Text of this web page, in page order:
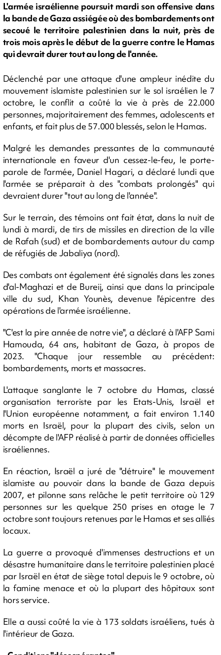
L'armée israélienne poursuit mardi son offensive dans
la bande de Gaza assiégée où des bombardements ont
secoué le territoire palestinien dans la nuit, près de
trois mois après le début de la guerre contre le Hamas
qui devrait durer tout au long de l'année.
Déclenché par une attaque d'une ampleur inédite du
mouvement islamiste palestinien sur le sol israélien le 7
octobre, le conflit a coûté la vie à près de 22.000
personnes, majoritairement des femmes, adolescents et
enfants, et fait plus de 57.000 blessés, selon le Hamas.
Malgré les demandes pressantes de la communauté
internationale en faveur d'un cessez-le-feu, le porte-
parole de l'armée, Daniel Hagari, a déclaré lundi que
l'armée se préparait à des "combats prolongés" qui
devraient durer "tout au long de l'année".
Sur le terrain, des témoins ont fait état, dans la nuit de
lundi à mardi, de tirs de missiles en direction de la ville
de Rafah (sud) et de bombardements autour du camp
de réfugiés de Jabaliya (nord).
Des combats ont également été signalés dans les zones
d'al-Maghazi et de Bureij, ainsi que dans la principale
ville du sud, Khan Younès, devenue l'épicentre des
opérations de l'armée israélienne.
"C'est la pire année de notre vie", a déclaré à l'AFP Sami
Hamouda, 64 ans, habitant de Gaza, à propos de
2023. "Chaque jour ressemble au précédent:
bombardements, morts et massacres.
L'attaque sanglante le 7 octobre du Hamas, classé
organisation terroriste par les Etats-Unis, Israël et
l'Union européenne notamment, a fait environ 1.140
morts en Israël, pour la plupart des civils, selon un
décompte de l'AFP réalisé à partir de données officielles
israéliennes.
En réaction, Israël a juré de "détruire" le mouvement
islamiste au pouvoir dans la bande de Gaza depuis
2007, et pilonne sans relâche le petit territoire où 129
personnes sur les quelque 250 prises en otage le 7
octobre sont toujours retenues par le Hamas et ses alliés
locaux.
La guerre a provoqué d'immenses destructions et un
désastre humanitaire dans le territoire palestinien placé
par Israël en état de siège total depuis le 9 octobre, où
la famine menace et où la plupart des hôpitaux sont
hors service.
Elle a aussi coûté la vie à 173 soldats israéliens, tués à
l'intérieur de Gaza.